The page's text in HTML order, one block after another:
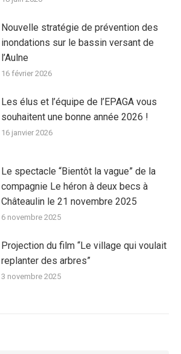
Nouvelle stratégie de prévention des
inondations sur le bassin versant de
l’Aulne
16 février 2026
Les élus et l’équipe de l’EPAGA vous
souhaitent une bonne année 2026 !
16 janvier 2026
Le spectacle “Bientôt la vague” de la
compagnie Le héron à deux becs à
Châteaulin le 21 novembre 2025
6 novembre 2025
Projection du film “Le village qui voulait
replanter des arbres”
3 novembre 2025